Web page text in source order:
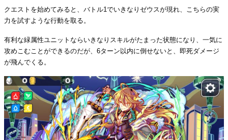
クエストを始めてみると、バトル1でいきなりゼウスが現れ、こちらの実
力を試すような行動を取る。
有利な緑属性ユニットならいきなりスキルがたまった状態になり、一気に
攻めこむことができるのだが、6ターン以内に倒せないと、即死ダメージ
が飛んでくる。